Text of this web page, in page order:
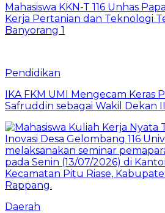
Mahasiswa KKN-T 116 Unhas
Kerja Pertanian dan Teknologi
Banyorang 1
Pendidikan
IKA FKM UMI Mengecam Keras
Safruddin sebagai Wakil Dekan
Daerah